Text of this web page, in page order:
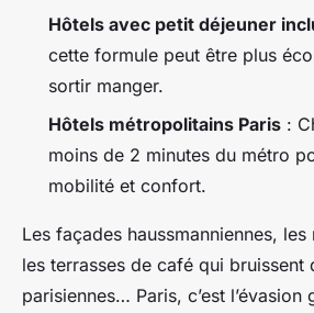
Hôtels avec petit déjeuner
cette formule peut être plus
sortir manger.
Hôtels métropolitains Paris :
moins de 2 minutes du métro
mobilité et confort.
Les façades haussmanniennes,
les terrasses de café qui bruissent
parisiennes… Paris, c’est l’évasion